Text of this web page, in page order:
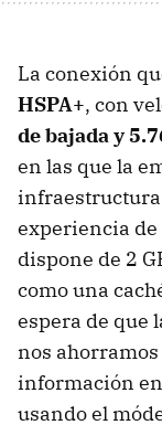
La conexión
HSPA+, con
de bajada y
en las que la
infraestructura
experiencia
dispone de 2
como una
espera de que
nos
información
usando el